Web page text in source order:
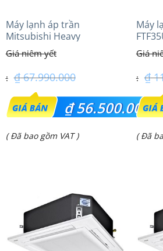
Máy lạnh áp trần
Mitsubishi Heavy
FDE140VG (6.0Hp) Cao cấp
– 1 Pha
₫67.990.000
Giá
gốc
là:
₫56.500.000
Giá
₫ 56.500.000.
( Đã bao gồm VAT )
Máy
₫
Giá
gốc
là:
Giá
₫
( Đã